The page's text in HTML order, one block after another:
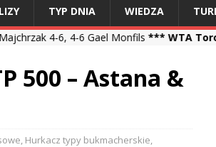
TYP DNIA WIEDZA
Gael Monfils *** WTA Toronto ***Iga
500 – Astana &
, Hurkacz typy bukmacherskie,